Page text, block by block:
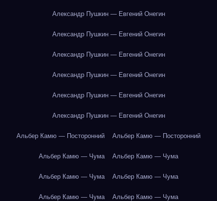
Александр Пушкин — Евгений Онегин
Александр Пушкин — Евгений Онегин
Александр Пушкин — Евгений Онегин
Александр Пушкин — Евгений Онегин
Александр Пушкин — Евгений Онегин
Александр Пушкин — Евгений Онегин
Альбер Камю — Посторонний Альбер Камю — Посторонний
Альбер Камю — Чума Альбер Камю — Чума
Альбер Камю — Чума Альбер Камю — Чума
Альбер Камю — Чума Альбер Камю — Чума